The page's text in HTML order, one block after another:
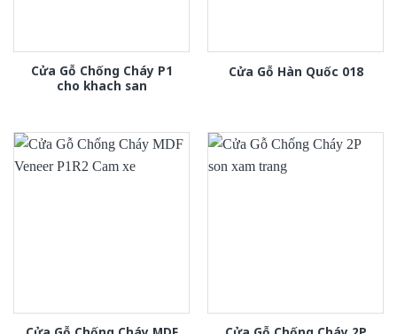
Cửa Gỗ Chống Cháy P1
cho khach san
Cửa Gỗ Hàn Quốc 018